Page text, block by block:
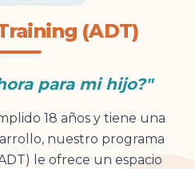
(ADT)
para mi hijo?"
18 años y tiene una
nuestro programa
le ofrece un espacio